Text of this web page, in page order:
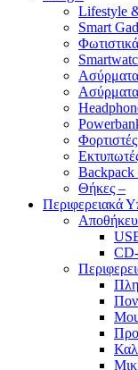
Lifestyle
Smart
Backpack
Θήκες –
Περιφερειακά